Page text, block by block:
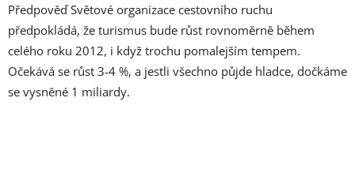
Předpověď Světové organizace cestovního ruchu
předpokládá, že turismus bude růst rovnoměrně během
celého roku 2012, i když trochu pomalejším tempem.
Očekává se růst 3-4 %, a jestli všechno půjde hladce, dočkáme
se vysněné 1 miliardy.